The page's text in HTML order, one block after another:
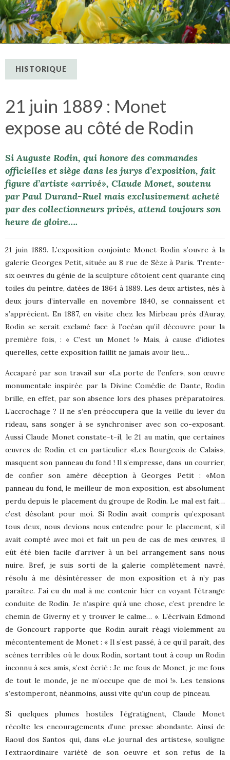
HISTORIQUE
21 juin 1889 : Monet
expose au côté de Rodin
Si Auguste Rodin, qui honore des commandes
officielles et siège dans les jurys d’exposition, fait
figure d’artiste «arrivé», Claude Monet, soutenu
par Paul Durand-Ruel mais exclusivement acheté
par des collectionneurs privés, attend toujours son
heure de gloire….
21 juin 1889. L’exposition conjointe Monet-Rodin s’ouvre à la
galerie Georges Petit, située au 8 rue de Sèze à Paris. Trente-
six oeuvres du génie de la sculpture côtoient cent quarante cinq
toiles du peintre, datées de 1864 à 1889. Les deux artistes, nés à
deux jours d’intervalle en novembre 1840, se connaissent et
s’apprécient. En 1887, en visite chez les Mirbeau près d’Auray,
Rodin se serait exclamé face à l’océan qu’il découvre pour la
première fois, : « C’est un Monet !» Mais, à cause d’idiotes
querelles, cette exposition faillit ne jamais avoir lieu…
Accaparé par son travail sur «La porte de l’enfer», son œuvre
monumentale inspirée par la Divine Comédie de Dante, Rodin
brille, en effet, par son absence lors des phases préparatoires.
L’accrochage ? Il ne s’en préoccupera que la veille du lever du
rideau, sans songer à se synchroniser avec son co-exposant.
Aussi Claude Monet constate-t-il, le 21 au matin, que certaines
œuvres de Rodin, et en particulier «Les Bourgeois de Calais»,
masquent son panneau du fond ! Il s’empresse, dans un courrier,
de confier son amère déception à Georges Petit : «Mon
panneau du fond, le meilleur de mon exposition, est absolument
perdu depuis le placement du groupe de Rodin. Le mal est fait…
c’est désolant pour moi. Si Rodin avait compris qu’exposant
tous deux, nous devions nous entendre pour le placement, s’il
avait compté avec moi et fait un peu de cas de mes œuvres, il
eût été bien facile d’arriver à un bel arrangement sans nous
nuire. Bref, je suis sorti de la galerie complètement navré,
résolu à me désintéresser de mon exposition et à n’y pas
paraître. J’ai eu du mal à me contenir hier en voyant l’étrange
conduite de Rodin. Je n’aspire qu’à une chose, c’est prendre le
chemin de Giverny et y trouver le calme… ». L’écrivain Edmond
de Goncourt rapporte que Rodin aurait réagi violemment au
mécontentement de Monet : « Il s’est passé, à ce qu’il paraît, des
scènes terribles où le doux Rodin, sortant tout à coup un Rodin
inconnu à ses amis, s’est écrié : Je me fous de Monet, je me fous
de tout le monde, je ne m’occupe que de moi !». Les tensions
s’estomperont, néanmoins, aussi vite qu’un coup de pinceau.
Si quelques plumes hostiles l’égratignent, Claude Monet
récolte les encouragements d’une presse abondante. Ainsi de
Raoul dos Santos qui, dans «Le journal des artistes», souligne
l’extraordinaire variété de son oeuvre et son refus de la